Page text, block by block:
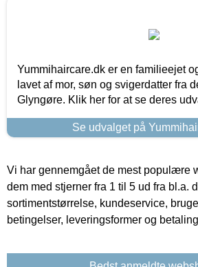
Yummihaircare.dk er en familieejet
lavet af mor, søn og svigerdatter fra
Glyngøre. Klik her for at se deres
Se udvalget på
Vi har gennemgået de mest populære
dem med stjerner fra 1 til 5 ud fra bl.a.
sortimentstørrelse, kundeservice,
betingelser, leveringsformer og